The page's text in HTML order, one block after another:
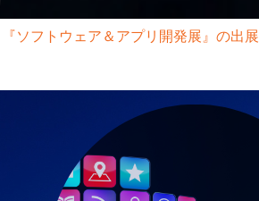
ソフトウェア＆アプリ開発展』の出展